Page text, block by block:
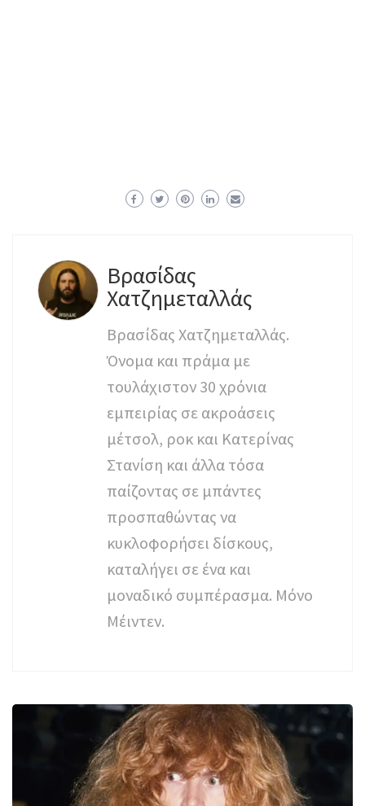
Βρασίδας
Χατζημεταλλάς
Βρασίδας Χατζημεταλλάς.
Όνομα και πράμα με
τουλάχιστον 30 χρόνια
εμπειρίας σε ακροάσεις
μέτσολ, ροκ και Κατερίνας
Στανίση και άλλα τόσα
παίζοντας σε μπάντες
προσπαθώντας να
κυκλοφορήσει δίσκους,
καταλήγει σε ένα και
μοναδικό συμπέρασμα. Μόνο
Μέιντεν.